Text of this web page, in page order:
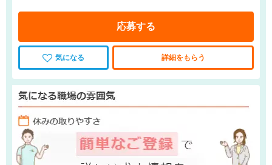
応募する
気になる 詳細をもらう